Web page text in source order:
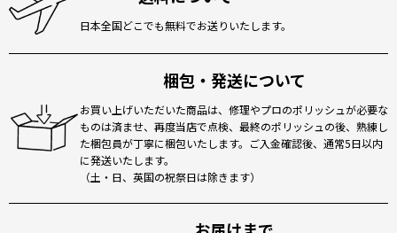
日本全国どこでも無料でお送りいたします。
梱包・発送について
お買い上げいただいた商品は、修理やプロのポリッシュが必要な
ものは済ませ、再度当店で点検、最終のポリッシュの後、熟練し
た梱包員が丁寧に梱包いたします。ご入金確認後、通常5日以内
に発送いたします。
（土・日、英国の祝祭日は除きます）